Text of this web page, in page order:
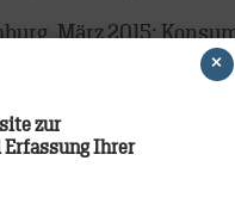
März 2015:
Medium.
Plattform,
Rechnung
zur
Erfassung Ihrer
×